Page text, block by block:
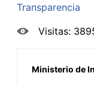
Transparencia
Visitas:
Ministerio de